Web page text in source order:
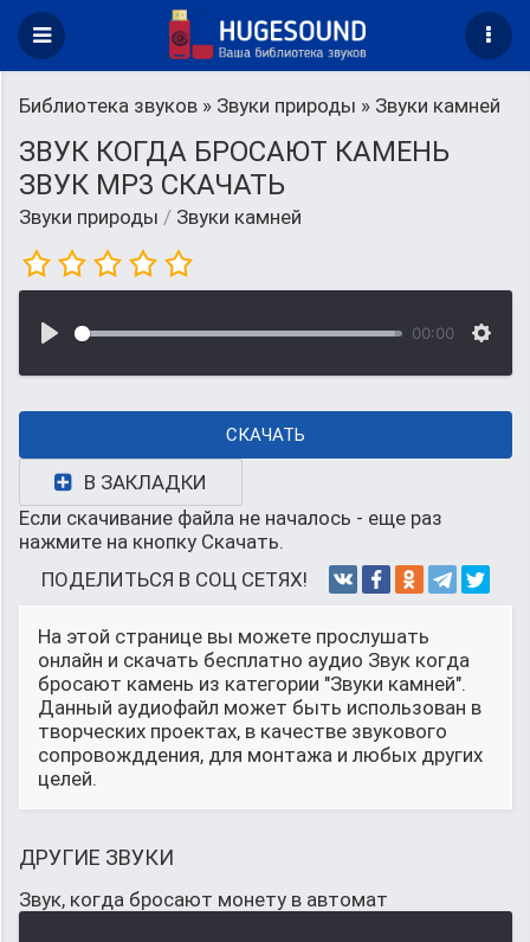
Библиотека звуков » Звуки природы » Звуки камней
ЗВУК КОГДА БРОСАЮТ КАМЕНЬ
ЗВУК MP3 СКАЧАТЬ
Звуки природы / Звуки камней
00:00
СКАЧАТЬ
В ЗАКЛАДКИ
Если скачивание файла не началось - еще раз
нажмите на кнопку Скачать.
ПОДЕЛИТЬСЯ В СОЦ СЕТЯХ!
На этой странице вы можете прослушать
онлайн и скачать бесплатно аудио Звук когда
бросают камень из категории "Звуки камней".
Данный аудиофайл может быть использован в
творческих проектах, в качестве звукового
сопровожддения, для монтажа и любых других
целей.
ДРУГИЕ ЗВУКИ
Звук, когда бросают монету в автомат